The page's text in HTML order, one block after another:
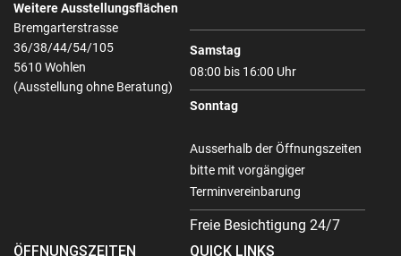
Weitere Ausstellungsflächen
Bremgarterstrasse
36/38/44/54/105
5610 Wohlen
(Ausstellung ohne Beratung)
Samstag
08:00 bis 16:00 Uhr
Sonntag
Ausserhalb der Öffnungszeiten
bitte mit vorgängiger
Terminvereinbarung
Freie Besichtigung 24/7
ÖFFNUNGSZEITEN
QUICK LINKS